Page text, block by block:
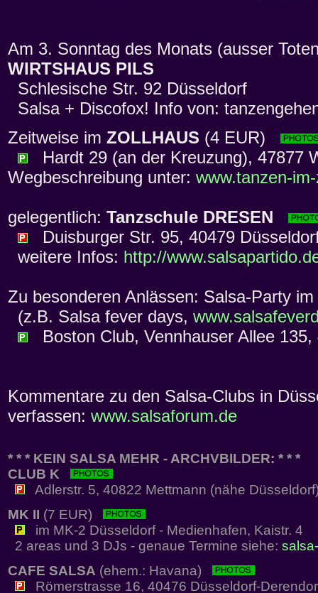
Am 3. Sonntag des Monats (ausser
WIRTSHAUS PILS
Schlesische Str. 92 Düsseldorf
Salsa + Discofox! Info von:
Zeitweise im ZOLLHAUS (4 EUR)
Hardt 29 (an der Kreuzung), 47877
Wegbeschreibung unter: www.tanzen-
gelegentlich: Tanzschule DRESEN
Duisburger Str. 95, 40479
weitere Infos: http://
Zu besonderen Anlässen: Salsa-Party im
(z.B. Salsa fever days,
Boston Club, Vennhauser Allee 135,
Kommentare zu den Salsa-Clubs in
verfassen: www.salsaforum.de
* * * KEIN SALSA MEHR - ARCHVBILDER: * * *
CLUB K
Adlerstr. 5, 40822 Mettmann (nähe
MK II (7 EUR)
im MK-2 Düsseldorf - Medienhafen, Kaistr. 4
2 areas und 3 DJs - genaue Termine siehe:
CAFE SALSA (ehem.: Havana)
Römerstrasse 16, 40476 Düsseldorf-